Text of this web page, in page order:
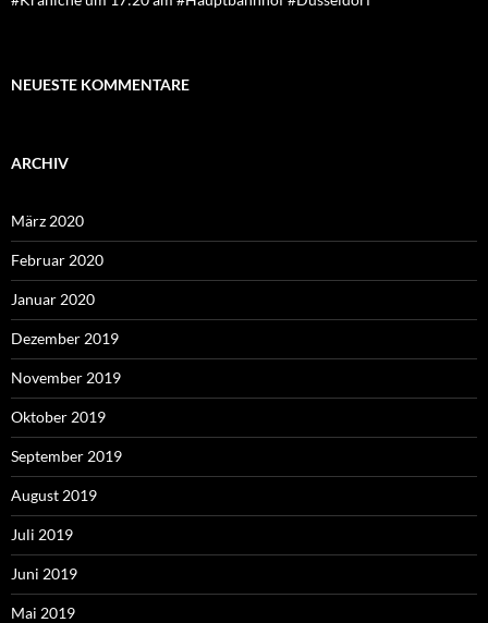
NEUESTE KOMMENTARE
ARCHIV
März 2020
Februar 2020
Januar 2020
Dezember 2019
November 2019
Oktober 2019
September 2019
August 2019
Juli 2019
Juni 2019
Mai 2019